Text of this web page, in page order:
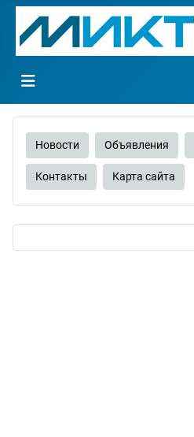
Новости Объявления
Контакты Карта сайта